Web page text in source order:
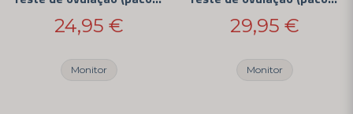
24,95 €
Monitor
29,95 €
Monitor